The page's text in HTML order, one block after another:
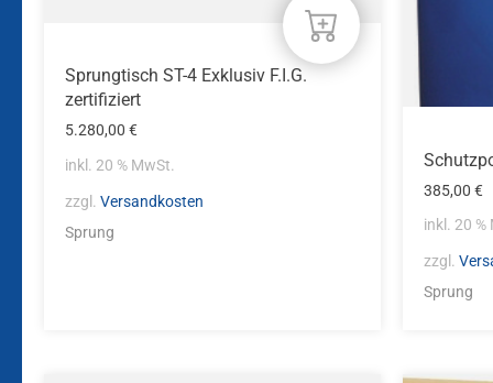
Sprungtisch ST-4 Exklusiv F.I.G.
zertifiziert
5.280,00€
inkl. 20 % MwSt.
zzgl.Versandkosten
Sprung
385,00€
inkl. 20 %
zzgl.
Sprung